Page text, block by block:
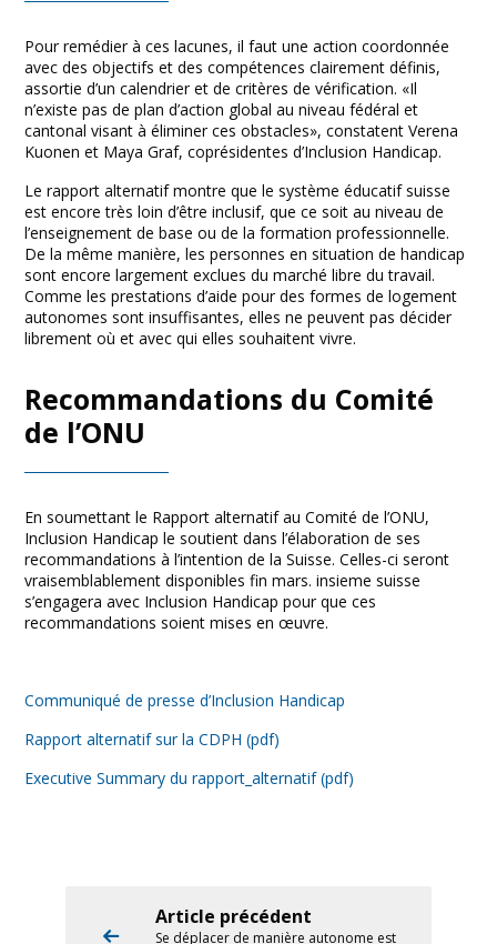
Pour remédier à ces lacunes, il faut une action coordonnée
avec des objectifs et des compétences clairement définis,
assortie d’un calendrier et de critères de vérification. «Il
n’existe pas de plan d’action global au niveau fédéral et
cantonal visant à éliminer ces obstacles», constatent Verena
Kuonen et Maya Graf, coprésidentes d’Inclusion Handicap.
Le rapport alternatif montre que le système éducatif suisse
est encore très loin d’être inclusif, que ce soit au niveau de
l’enseignement de base ou de la formation professionnelle.
De la même manière, les personnes en situation de handicap
sont encore largement exclues du marché libre du travail.
Comme les prestations d’aide pour des formes de logement
autonomes sont insuffisantes, elles ne peuvent pas décider
librement où et avec qui elles souhaitent vivre.
Recommandations du Comité
de l’ONU
En soumettant le Rapport alternatif au Comité de l’ONU,
Inclusion Handicap le soutient dans l’élaboration de ses
recommandations à l’intention de la Suisse. Celles-ci seront
vraisemblablement disponibles fin mars. insieme suisse
s’engagera avec Inclusion Handicap pour que ces
recommandations soient mises en œuvre.
Communiqué de presse d’Inclusion Handicap
Rapport alternatif sur la CDPH (pdf)
Executive Summary du rapport_alternatif (pdf)
Article précédent
Se déplacer de manière autonome est